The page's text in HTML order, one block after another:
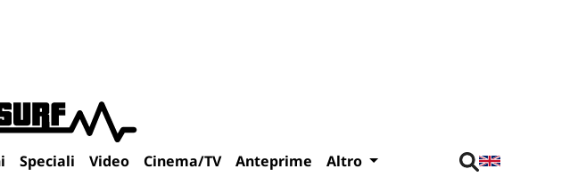
Speciali Video Cinema/TV Anteprime Altro